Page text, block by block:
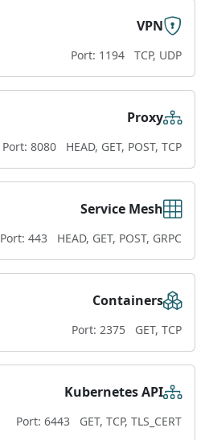
VPN
Port: 1194 TCP, UDP
Proxy
Port: 8080 HEAD, GET, POST, TCP
Service Mesh
Port: 443 HEAD, GET, POST, GRPC
Containers
Port: 2375 GET, TCP
Kubernetes API
Port: 6443 GET, TCP, TLS_CERT